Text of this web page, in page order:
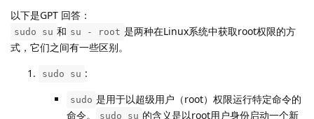
以下是GPT 回答：
sudo su 和 su - root 是两种在Linux系统中获取root权限的方
式，它们之间有一些区别。
sudo su :
sudo 是用于以超级用户（root）权限运行特定命令的
命令。
sudo su 的含义是以root用户身份启动一个新